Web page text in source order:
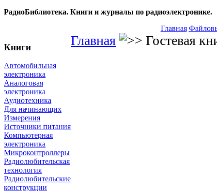
РадиоБиблиотека. Книги и журналы по радиоэлектронике.
Главная
Книги
Автомобильная
электроника
Аналоговая
электроника
Аудиотехника
Для начинающих
Измерения
Источники питания
Компьютерная
электроника
Микроконтроллеры
Радиолюбительская
технология
Радиолюбительские
конструкции
Главная Гостевая